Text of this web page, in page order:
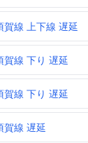
賀線 上下線 遅延
賀線 下り 遅延
賀線 下り 遅延
賀線 遅延